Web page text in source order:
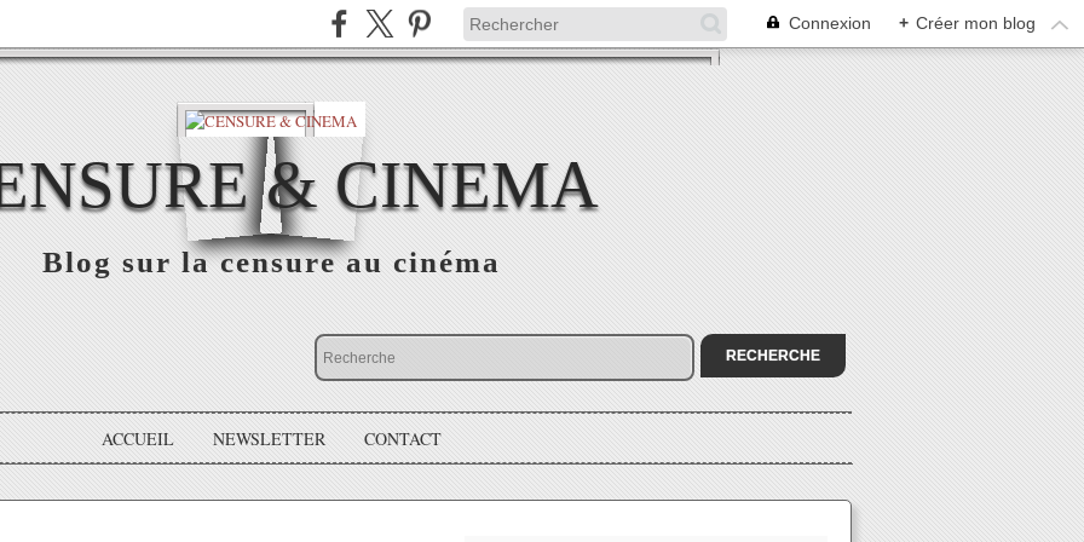
Connexion + Créer mon blog
& CINEMA
Blog sur la censure au cinéma
ACCUEIL NEWSLETTER CONTACT